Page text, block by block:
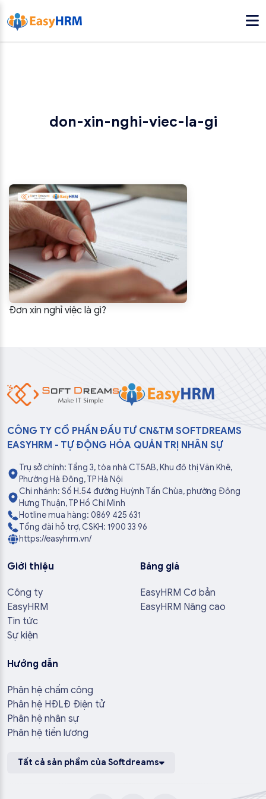
don-xin-nghi-viec-la-gi
Đơn xin nghỉ việc là gì?
CÔNG TY CỔ PHẦN ĐẦU TƯ CN&TM SOFTDREAMS
EASYHRM - TỰ ĐỘNG HÓA QUẢN TRỊ NHÂN SỰ
Trụ sở chính: Tầng 3, tòa nhà CT5AB, Khu đô thị Văn Khê,
Phường Hà Đông, TP Hà Nội
Chi nhánh: Số H.54 đường Huỳnh Tấn Chùa, phường Đông
Hưng Thuận, TP Hồ Chí Minh
Hotline mua hàng: 0869 425 631
Tổng đài hỗ trợ, CSKH: 1900 33 96
https://easyhrm.vn/
Giới thiệu
Công ty
EasyHRM
Tin tức
Sự kiện
Bảng giá
EasyHRM Cơ bản
EasyHRM Nâng cao
Hướng dẫn
Phân hệ chấm công
Phân hệ HĐLĐ Điện tử
Phân hệ nhân sự
Phân hệ tiền lương
Tất cả sản phẩm của Softdreams